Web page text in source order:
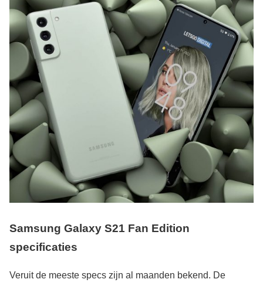
Samsung Galaxy S21 Fan Edition
specificaties
Veruit de meeste specs zijn al maanden bekend. De